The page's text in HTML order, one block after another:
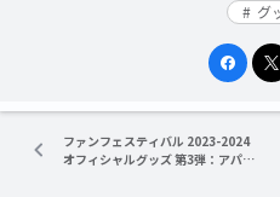
グ
ファンフェスティバル 2023-2024
オフィシャルグッズ 第3弾：アパレ